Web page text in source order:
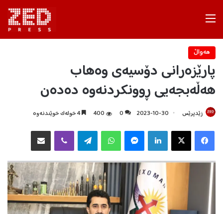
هه‌واڵ
پارێزەرانی دۆسیەی وەهاب
هەڵەبجەیی ڕوونکردنەوە دەدەن
زێدپرێس 2023-10-30
0
400 4 خولەک خوێندنەوە
X
Telegram